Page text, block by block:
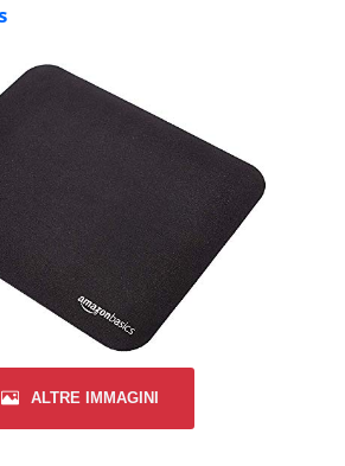
ALTRE IMMAGINI